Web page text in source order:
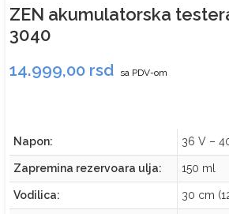
ZEN akumulatorska
3040
14.999,00 rsd sa PDV-om
Napon: 36 V –
Zapremina rezervoara ulja: 150 ml
Vodilica: 30 cm